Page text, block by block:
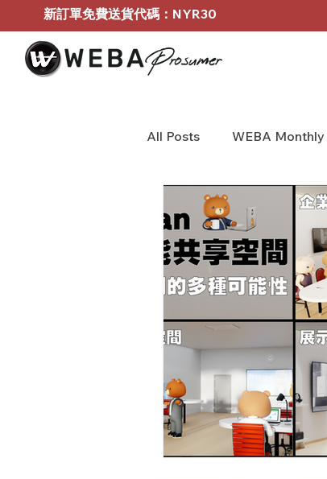
新訂單免費送貨代碼：NYR30
All Posts WEBA Monthly
BOSE Profressional